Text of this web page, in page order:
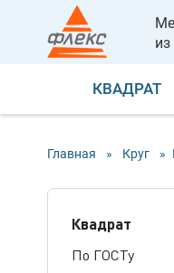
КВАДРАТ
Главная » Круг »
Квадрат
По ГОСТу